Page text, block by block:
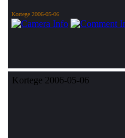
Kortege 2006-05-06
Kortege 2006-05-06